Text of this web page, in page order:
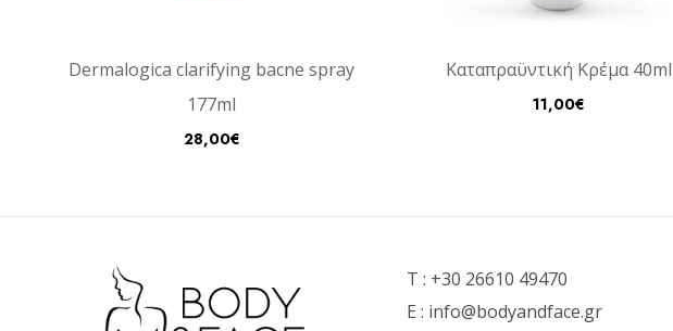
Dermalogica clarifying bacne spray
177ml
28,00€
Καταπραϋντική Κρέμα 40ml
11,00€
T : +30 26610 49470
E : info@bodyandface.gr